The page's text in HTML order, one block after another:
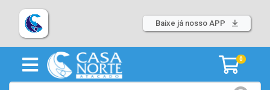
Baixe já nosso APP
0